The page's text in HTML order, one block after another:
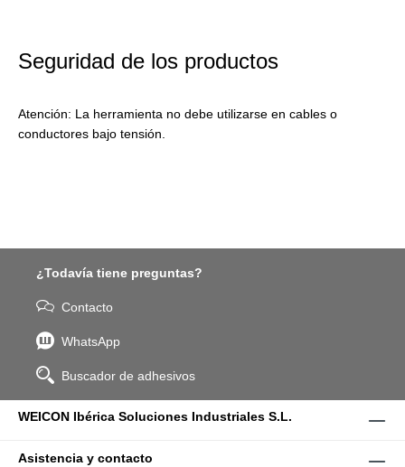
Seguridad de los productos
Atención: La herramienta no debe utilizarse en cables o
conductores bajo tensión.
¿Todavía tiene preguntas?
Contacto
WhatsApp
Buscador de adhesivos
WEICON Ibérica Soluciones Industriales S.L.
Asistencia y contacto